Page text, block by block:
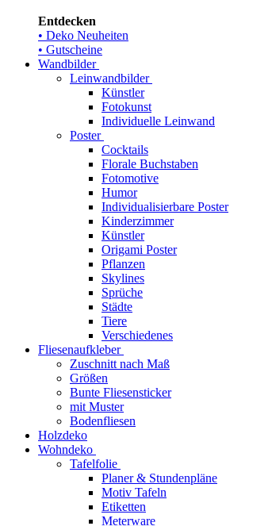
Entdecken
• Deko Neuheiten
• Gutscheine
Wandbilder
Leinwandbilder
Künstler
Fotokunst
Individuelle Leinwand
Poster
Cocktails
Florale Buchstaben
Fotomotive
Humor
Individualisierbare Poster
Kinderzimmer
Künstler
Origami Poster
Pflanzen
Skylines
Sprüche
Städte
Tiere
Verschiedenes
Fliesenaufkleber
Zuschnitt nach Maß
Größen
Bunte Fliesensticker
mit Muster
Bodenfliesen
Holzdeko
Wohndeko
Tafelfolie
Planer & Stundenpläne
Motiv Tafeln
Etiketten
Meterware